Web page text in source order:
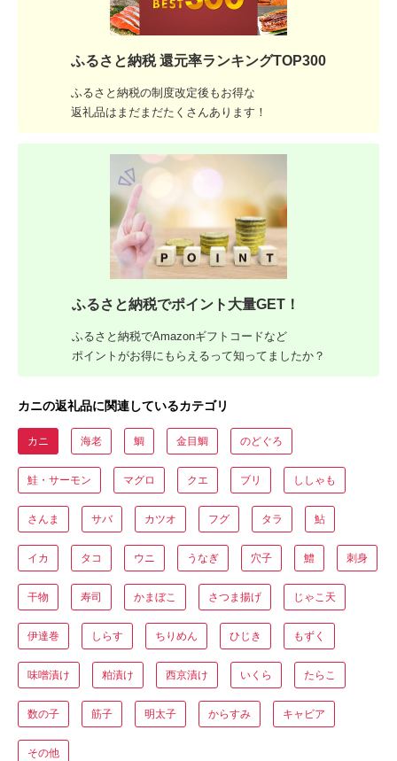
ふるさと納税 還元率ランキングTOP300
ふるさと納税の制度改定後もお得な
返礼品はまだまだたくさんあります！
ふるさと納税でポイント大量GET！
ふるさと納税でAmazonギフトコードなど
ポイントがお得にもらえるって知ってましたか？
カニの返礼品に関連しているカテゴリ
カニ 海老 鯛 金目鯛 のどぐろ
鮭・サーモン マグロ クエ ブリ ししゃも
さんま サバ カツオ フグ タラ 鮎
イカ タコ ウニ うなぎ 穴子 鱧 刺身
干物 寿司 かまぼこ さつま揚げ じゃこ天
伊達巻 しらす ちりめん ひじき もずく
味噌漬け 粕漬け 西京漬け いくら たらこ
数の子 筋子 明太子 からすみ キャビア
その他